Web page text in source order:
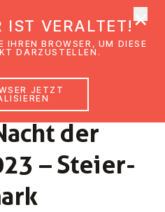
der
– Stei­er­
IST VERALTET!
BROWSER, UM DIESE
DARZUSTELLEN.
JETZT
×